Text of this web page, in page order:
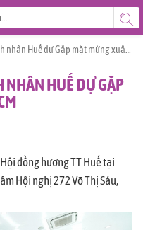
Huế dự Gặp mặt mừng xuân tại TPHCM
NHÂN HUẾ DỰ GẶP
đồng hương TT Huế tại
Hội nghị 272 Võ Thị Sáu,